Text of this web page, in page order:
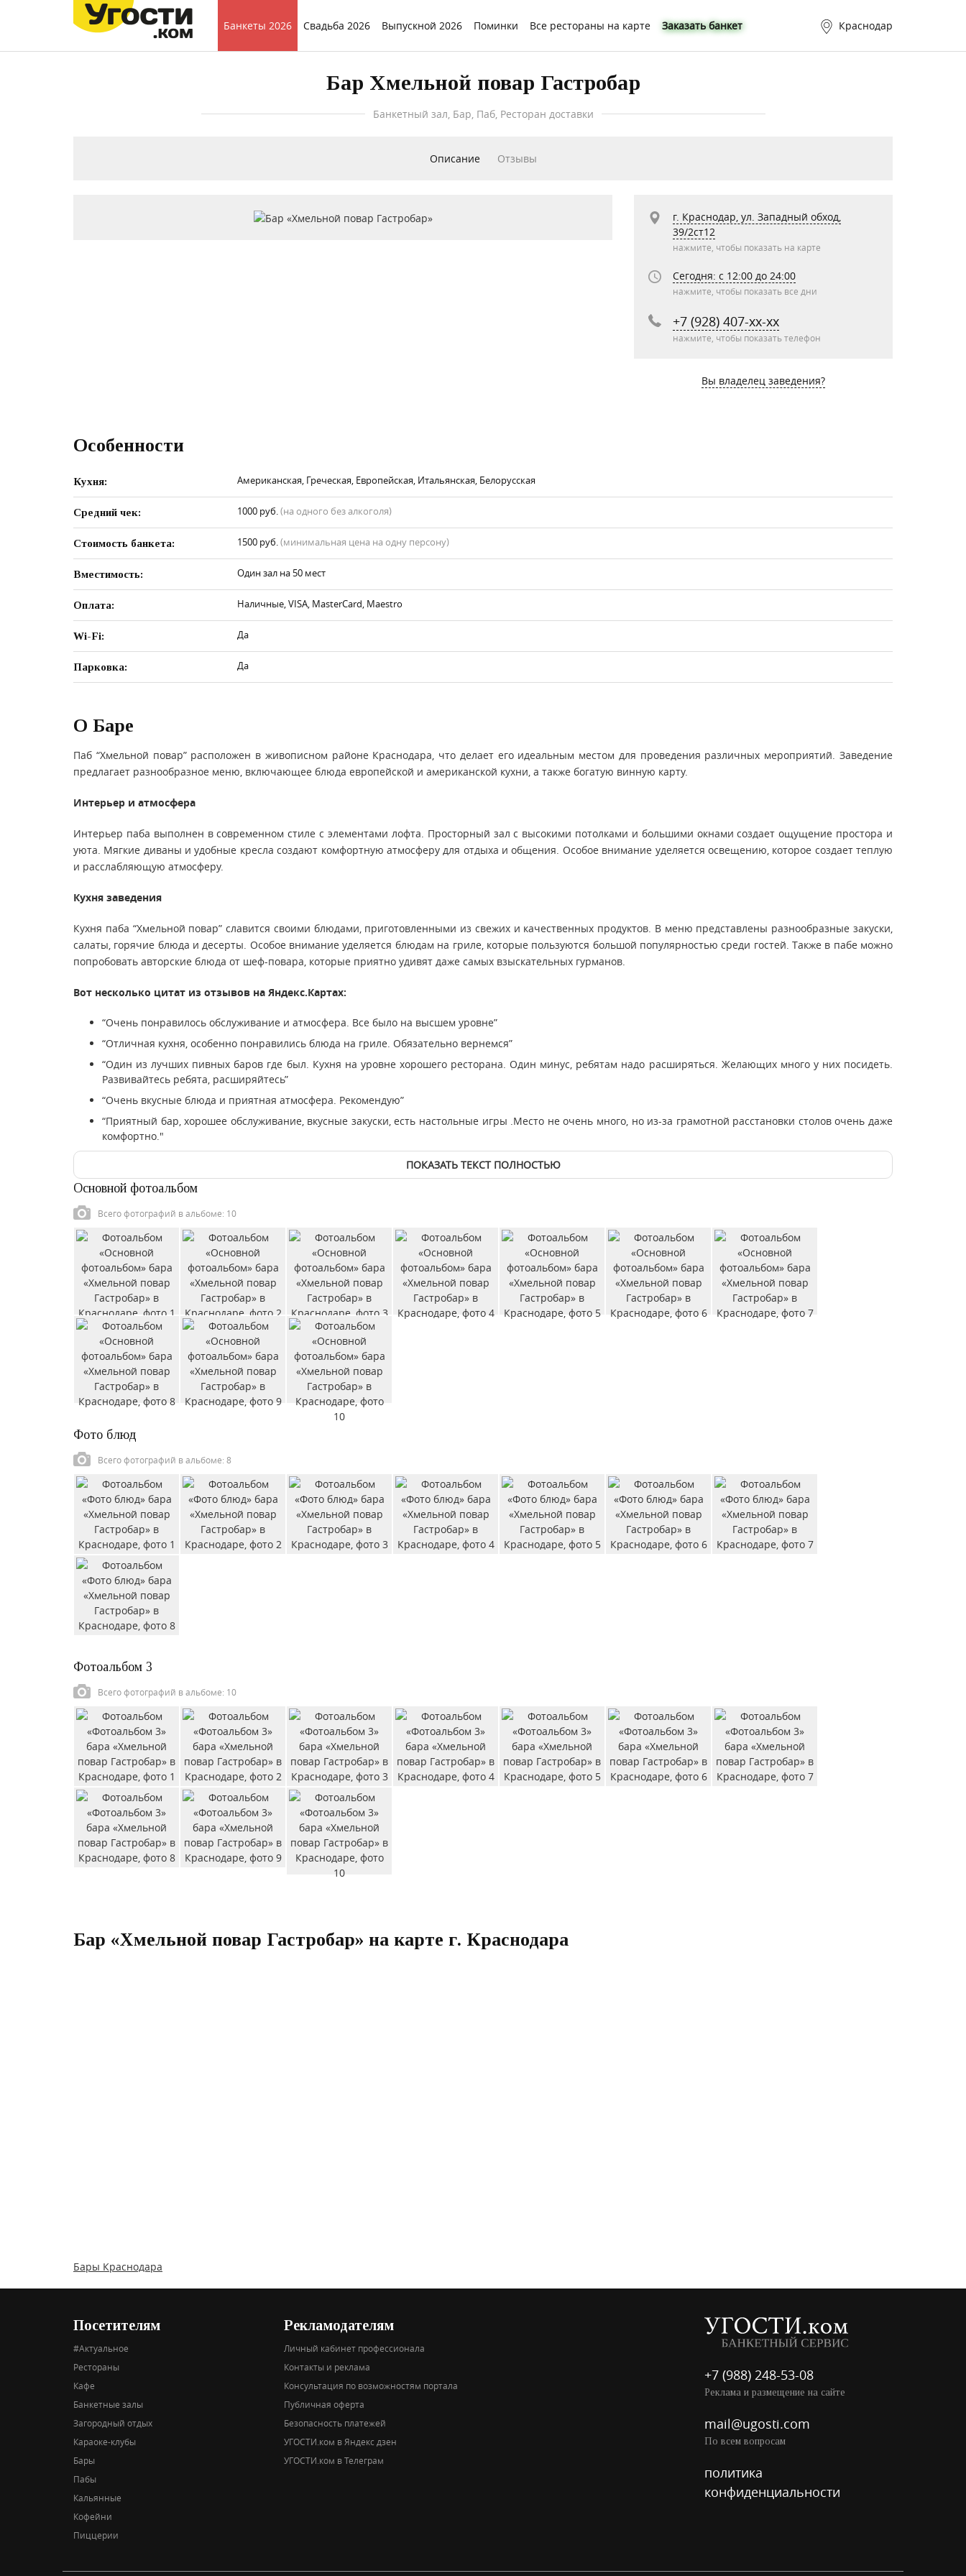
Банкеты 2026 Свадьба 2026 Выпускной 2026 Поминки Все рестораны на карте Заказать банкет Краснодар
Бар Хмельной повар Гастробар
Банкетный зал, Бар, Паб, Ресторан доставки
Описание Отзывы
г. Краснодар, ул. Западный обход,
39/2ст12
нажмите, чтобы показать на карте
Сегодня: c 12:00 до 24:00
нажмите, чтобы показать все дни
+7 (928) 407-xx-xx
нажмите, чтобы показать телефон
Вы владелец заведения?
Особенности
Кухня: Американская, Греческая, Европейская, Итальянская, Белорусская
Средний чек: 1000 руб.(на одного без алкоголя)
Стоимость банкета: 1500 руб.(минимальная цена на одну персону)
Вместимость: Один зал на 50 мест
Оплата: Наличные, VISA, MasterCard, Maestro
Wi-Fi: Да
Парковка: Да
О Баре
Паб “Хмельной повар” расположен в живописном районе Краснодара, что делает его идеальным местом для проведения различных мероприятий. Заведение
предлагает разнообразное меню, включающее блюда европейской и американской кухни, а также богатую винную карту.
Интерьер и атмосфера
Интерьер паба выполнен в современном стиле с элементами лофта. Просторный зал с высокими потолками и большими окнами создает ощущение простора и
уюта. Мягкие диваны и удобные кресла создают комфортную атмосферу для отдыха и общения. Особое внимание уделяется освещению, которое создает теплую
и расслабляющую атмосферу.
Кухня заведения
Кухня паба “Хмельной повар” славится своими блюдами, приготовленными из свежих и качественных продуктов. В меню представлены разнообразные закуски,
салаты, горячие блюда и десерты. Особое внимание уделяется блюдам на гриле, которые пользуются большой популярностью среди гостей. Также в пабе можно
попробовать авторские блюда от шеф-повара, которые приятно удивят даже самых взыскательных гурманов.
Вот несколько цитат из отзывов на Яндекс.Картах:
“Очень понравилось обслуживание и атмосфера. Все было на высшем уровне”
“Отличная кухня, особенно понравились блюда на гриле. Обязательно вернемся”
“Один из лучших пивных баров где был. Кухня на уровне хорошего ресторана. Один минус, ребятам надо расширяться. Желающих много у них посидеть.
Развивайтесь ребята, расширяйтесь”
“Очень вкусные блюда и приятная атмосфера. Рекомендую”
“Приятный бар, хорошее обслуживание, вкусные закуски, есть настольные игры .Место не очень много, но из-за грамотной расстановки столов очень даже
комфортно."
ПОКАЗАТЬ ТЕКСТ ПОЛНОСТЬЮ
Основной фотоальбом
Всего фотографий в альбоме: 10
Фото блюд
Всего фотографий в альбоме: 8
Фотоальбом 3
Всего фотографий в альбоме: 10
Бар «Хмельной повар Гастробар» на карте г. Краснодара
Бары Краснодара
Посетителям
#Актуальное
Рестораны
Кафе
Банкетные залы
Загородный отдых
Караоке-клубы
Бары
Пабы
Кальянные
Кофейни
Пиццерии
Рекламодателям
Личный кабинет профессионала
Контакты и реклама
Консультация по возможностям портала
Публичная оферта
Безопасность платежей
УГОСТИ.ком в Яндекс дзен
УГОСТИ.ком в Телеграм
+7 (988) 248-53-08
Реклама и размещение на сайте
mail@ugosti.com
По всем вопросам
политика
конфиденциальности